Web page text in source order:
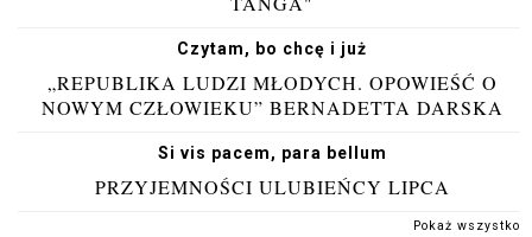
Czytam, bo chcę i już
„REPUBLIKA LUDZI MŁODYCH. OPOWIEŚĆ O
NOWYM CZŁOWIEKU” BERNADETTA DARSKA
Si vis pacem, para bellum
PRZYJEMNOŚCI ULUBIEŃCY LIPCA
Pokaż wszystko